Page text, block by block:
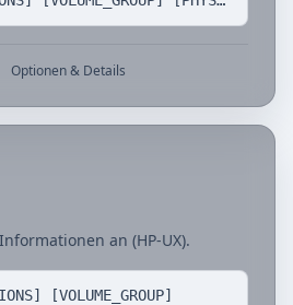
Optionen & Details
an (HP-UX).
[VOLUME_GROUP]